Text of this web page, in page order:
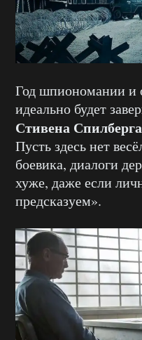
Год шпиономании и
идеально будет
Стивена Спилберга
Пусть здесь нет
боевика, диалоги
хуже, даже если
предсказуем».